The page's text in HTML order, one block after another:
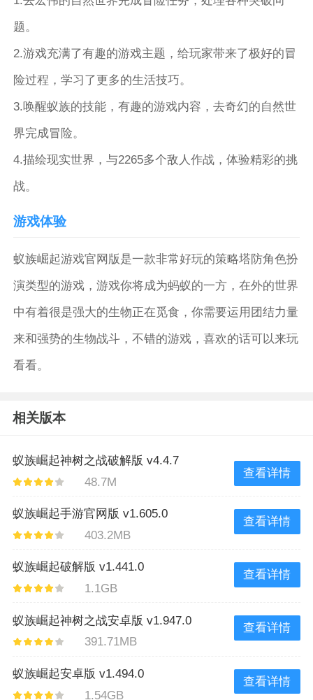
题。
2.游戏充满了有趣的游戏主题，给玩家带来了极好的冒
险过程，学习了更多的生活技巧。
3.唤醒蚁族的技能，有趣的游戏内容，去奇幻的自然世
界完成冒险。
4.描绘现实世界，与2265多个敌人作战，体验精彩的挑
战。
游戏体验
蚁族崛起游戏官网版是一款非常好玩的策略塔防角色扮
演类型的游戏，游戏你将成为蚂蚁的一方，在外的世界
中有着很是强大的生物正在觅食，你需要运用团结力量
来和强势的生物战斗，不错的游戏，喜欢的话可以来玩
看看。
相关版本
蚁族崛起神树之战破解版 v4.4.7
48.7M
查看详情
蚁族崛起手游官网版 v1.605.0
403.2MB
查看详情
蚁族崛起破解版 v1.441.0
1.1GB
查看详情
蚁族崛起神树之战安卓版 v1.947.0
391.71MB
查看详情
蚁族崛起安卓版 v1.494.0
1.54GB
查看详情